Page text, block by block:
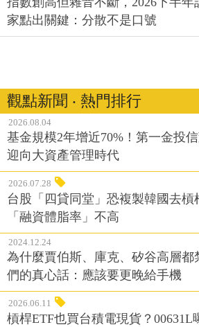
家點出關鍵：分散不是口號
觀點新聞 ‧ 熱門排行
2026.08.04
基金規模2年增近70%！第一金投
迎向大資產管理時代
2026.07.28
台股「四貸同堂」恐複製韓國去槓
「融資體脂率」不高
2024.12.24
為什麼賈伯斯、庫克、矽谷高層都
們的真心話：應該要更晚給手機
2026.06.11
槓桿ETF也買台積電現貨？